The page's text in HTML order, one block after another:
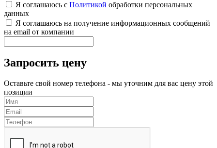
Я соглашаюсь с Политикой обработки персональных
данных
Я соглашаюсь на получение информационных сообщений
на email от компании
Запросить цену
Оставьте свой номер телефона - мы уточним для вас цену этой
позиции